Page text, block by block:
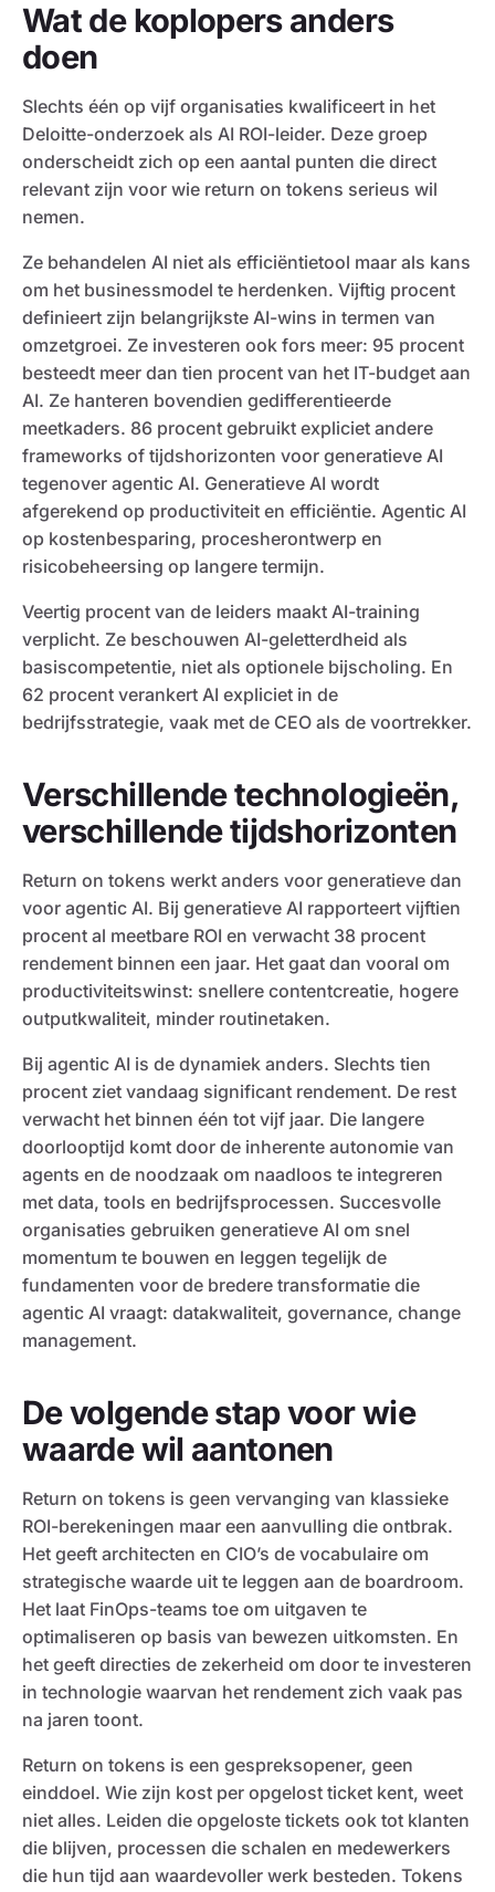
Wat de koplopers anders
doen
Slechts één op vijf organisaties kwalificeert in het
Deloitte-onderzoek als AI ROI-leider. Deze groep
onderscheidt zich op een aantal punten die direct
relevant zijn voor wie return on tokens serieus wil
nemen.
Ze behandelen AI niet als efficiëntietool maar als kans
om het businessmodel te herdenken. Vijftig procent
definieert zijn belangrijkste AI-wins in termen van
omzetgroei. Ze investeren ook fors meer: 95 procent
besteedt meer dan tien procent van het IT-budget aan
AI. Ze hanteren bovendien gedifferentieerde
meetkaders. 86 procent gebruikt expliciet andere
frameworks of tijdshorizonten voor generatieve AI
tegenover agentic AI. Generatieve AI wordt
afgerekend op productiviteit en efficiëntie. Agentic AI
op kostenbesparing, procesherontwerp en
risicobeheersing op langere termijn.
Veertig procent van de leiders maakt AI-training
verplicht. Ze beschouwen AI-geletterdheid als
basiscompetentie, niet als optionele bijscholing. En
62 procent verankert AI expliciet in de
bedrijfsstrategie, vaak met de CEO als de voortrekker.
Verschillende technologieën,
verschillende tijdshorizonten
Return on tokens werkt anders voor generatieve dan
voor agentic AI. Bij generatieve AI rapporteert vijftien
procent al meetbare ROI en verwacht 38 procent
rendement binnen een jaar. Het gaat dan vooral om
productiviteitswinst: snellere contentcreatie, hogere
outputkwaliteit, minder routinetaken.
Bij agentic AI is de dynamiek anders. Slechts tien
procent ziet vandaag significant rendement. De rest
verwacht het binnen één tot vijf jaar. Die langere
doorlooptijd komt door de inherente autonomie van
agents en de noodzaak om naadloos te integreren
met data, tools en bedrijfsprocessen. Succesvolle
organisaties gebruiken generatieve AI om snel
momentum te bouwen en leggen tegelijk de
fundamenten voor de bredere transformatie die
agentic AI vraagt: datakwaliteit, governance, change
management.
De volgende stap voor wie
waarde wil aantonen
Return on tokens is geen vervanging van klassieke
ROI-berekeningen maar een aanvulling die ontbrak.
Het geeft architecten en CIO’s de vocabulaire om
strategische waarde uit te leggen aan de boardroom.
Het laat FinOps-teams toe om uitgaven te
optimaliseren op basis van bewezen uitkomsten. En
het geeft directies de zekerheid om door te investeren
in technologie waarvan het rendement zich vaak pas
na jaren toont.
Return on tokens is een gespreksopener, geen
einddoel. Wie zijn kost per opgelost ticket kent, weet
niet alles. Leiden die opgeloste tickets ook tot klanten
die blijven, processen die schalen en medewerkers
die hun tijd aan waardevoller werk besteden. Tokens